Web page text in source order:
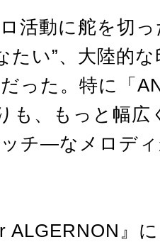
活動に舵を切
たい”、大陸的
った。特に「
も、もっと幅広
チ―なメロデ
ALGERNON』